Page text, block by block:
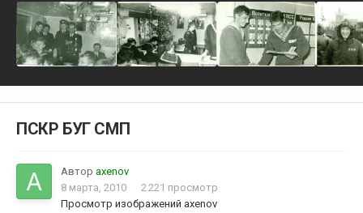
ПСКР БУГ СМП
Автор axenov
8 марта, 2010
2 221 просмотр
Просмотр изображений axenov